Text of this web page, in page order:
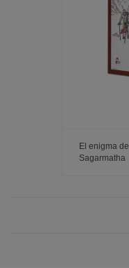
El enigma de
Sagarmatha